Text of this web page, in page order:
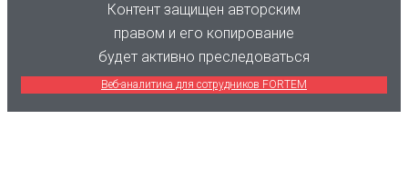
Контент защищен авторским
правом и его копирование
будет активно преследоваться
Веб-аналитика для сотрудников FORTEM